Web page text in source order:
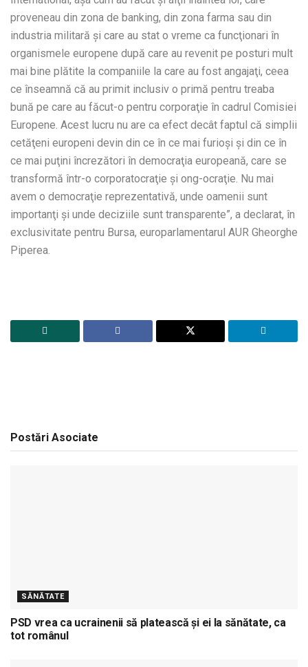
proveneau din zona de banking, din zona farma sau din
industria militară şi care au stat o vreme ca funcţionari în
organismele europene după care au revenit pe posturi mult
mai bine plătite la companiile la care au fost angajaţi, ceea
ce înseamnă că au primit inclusiv o primă pentru treaba
bună pe care au făcut-o pentru corporaţie în cadrul Comisiei
Europene. Acest lucru nu are ca efect decât faptul că simplii
cetăţeni europeni devin din ce în ce mai furioşi şi din ce în
ce mai puţini încrezători în democraţia europeană, care se
transformă într-o corporatocraţie şi ong-ocraţie. Nu mai
avem o democraţie reprezentativă, unde oamenii sunt
importanţi şi unde deciziile sunt transparente”, a declarat, în
exclusivitate pentru Bursa, europarlamentarul AUR Gheorghe
Piperea.
Postări Asociate
SĂNĂTATE
PSD vrea ca ucrainenii să platească și ei la sănătate, ca
tot românul